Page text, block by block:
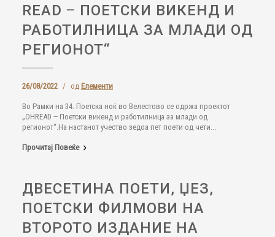
READ ‒ ПОЕТСКИ ВИКЕНД И
РАБОТИЛНИЦА ЗА МЛАДИ ОД
РЕГИОНОТ“
26/08/2022 / од Елементи
Во Рамки на 34. Поетска ноќ во Велестово се одржа проектот
„OHREAD ‒ Поетски викенд и работилница за млади од
регионот“.На настанот учество зедоа пет поети од чети...
Прочитај Повеќе
ДВЕСЕТИНА ПОЕТИ, ЏЕЗ,
ПОЕТСКИ ФИЛМОВИ НА
ВТОРОТО ИЗДАНИЕ НА